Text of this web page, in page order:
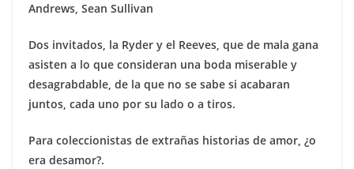
Andrews, Sean Sullivan
Dos invitados, la Ryder y el Reeves, que de mala gana
asisten a lo que consideran una boda miserable y
desagrabdable, de la que no se sabe si acabaran
juntos, cada uno por su lado o a tiros.
Para coleccionistas de extrañas historias de amor, ¿o
era desamor?.